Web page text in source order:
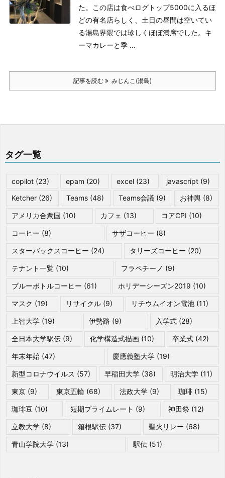
た。
この店は食べログトップ5000に入るほ
どの有名店らしく、土日の昼間は空いてい
る湯島界隈では珍しくほぼ満席でした。 キ
ーマカレーと季 ...
記事を読む みじんこ(湯島)
タグ一覧
copilot (23) epam (20) excel (23) javascript (9)
Ketcher (26) Teams (48) Teams会議 (9) お神輿(8)
アメリカ合衆国 (10) カフェ (13) コアCPI (10)
コーヒー (8) サザコーヒー (8)
スターバックスコーヒー (24) タリーズコーヒー (20)
テナント一覧 (10) フラペチーノ (9)
ブルーボトルコーヒー (61) ホリデーシーズン2019 (10)
マスク (19) リサイクル (9) リチウムイオン電池(11)
上智大学 (19) 伊勢路 (9) 入学式 (28)
全日本大学駅伝 (9) 化学構造式描画 (10) 卒業式(42)
年末年始 (47) 慶應義塾大学(19)
新型コロナウイルス (57) 早稲田大学 (38) 明治大学(11)
東京 (9) 東京五輪 (68) 法政大学 (9) 珈琲 (15)
珈琲豆 (10) 短期プライムレート (9) 神田祭(12)
立教大学 (8) 箱根駅伝 (37) 聖火リレー (68)
青山学院大学 (13) 駅伝 (51)